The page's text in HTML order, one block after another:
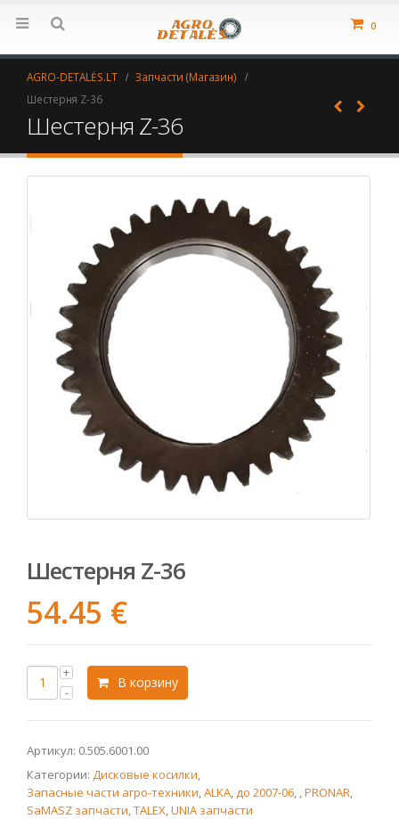
0
AGRO-DETALĖS.LT
Запчасти (Магазин)
Шестерня Z-36
Шестерня Z-36
Шестерня Z-36
54.45 €
В корзину
Артикул: 0.505.6001.00
Категории: Дисковые косилки,
Запасные части агро-техники,ALKA,до 2007-06, ,PRONAR,
SaMASZ запчасти,TALEX,UNIA запчасти